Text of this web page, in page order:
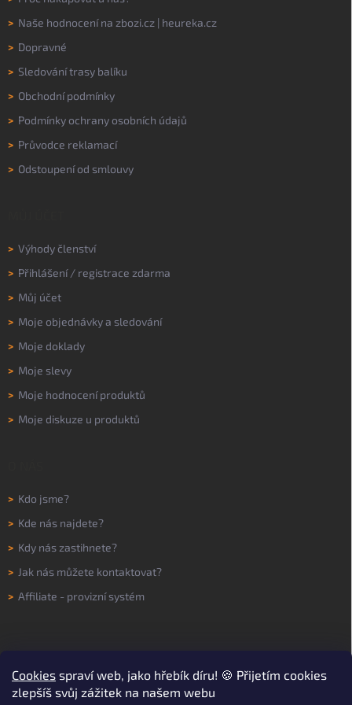
Cookies spraví web, jako hřebík díru! 🍪 Přijetím cookies
zlepšíš svůj zážitek na našem webu
> Naše hodnocení na zbozi.cz | heureka.cz
> Dopravné
> Sledování trasy balíku
> Obchodní podmínky
> Podmínky ochrany osobních údajů
> Průvodce reklamací
> Odstoupení od smlouvy
> Výhody členství
> Přihlášení/ registrace zdarma
> Můj účet
> Moje objednávky a sledování
> Moje doklady
> Moje slevy
> Moje hodnocení produktů
> Moje diskuze u produktů
> Kdo jsme?
> Kde nás najdete?
> Kdy nás zastihnete?
> Jak nás můžete kontaktovat?
> Affiliate - provizní systém